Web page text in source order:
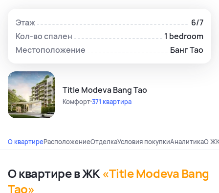
Этаж
6/7
Кол-во спален
1 bedroom
Местоположение
Банг Тао
Title Modeva Bang Tao
Комфорт371 квартира
О квартиреРасположениеОтделкаУсловия покупкиАналитикаО
О квартире в ЖК «Title Modeva Bang
Tao»